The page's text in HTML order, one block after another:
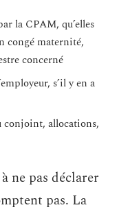
la CPAM, qu’elles
congé maternité,
concerné
s’il y en a
conjoint, allocations,
ne pas déclarer
pas. La